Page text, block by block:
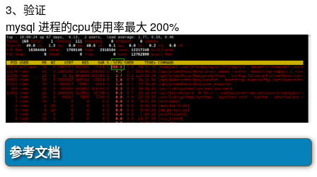
3、验证
mysql 进程的cpu使用率最大 200%
参考文档